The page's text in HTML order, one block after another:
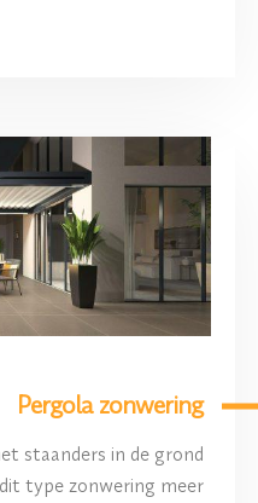
Pergola zonwering
staanders in de grond
type zonwering meer